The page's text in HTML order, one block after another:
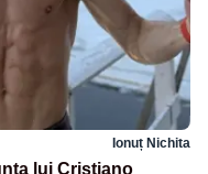
Ionuț Nichita
lui Cristiano